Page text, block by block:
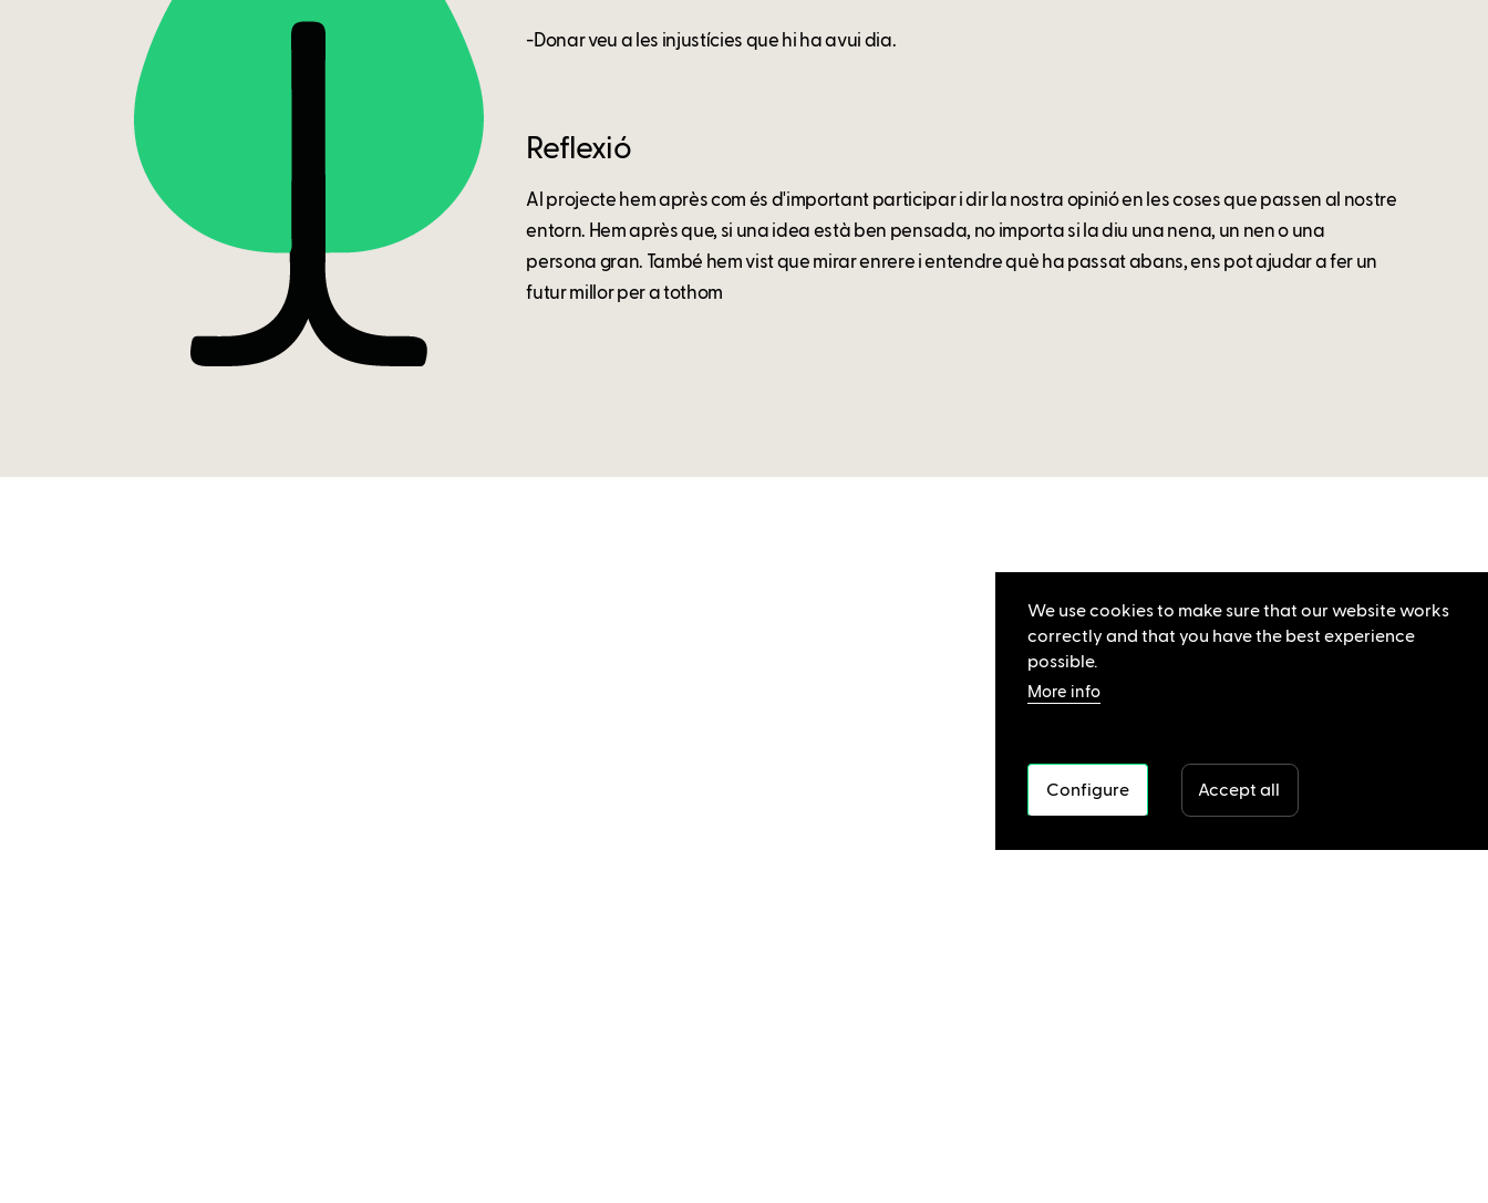
-Donar veu a les injustícies que hi ha avui dia.
Reflexió
Al projecte hem après com és d'important participar i dir la nostra opinió en les coses que passen al nostre
entorn. Hem après que, si una idea està ben pensada, no importa si la diu una nena, un nen o una
persona gran. També hem vist que mirar enrere i entendre què ha passat abans, ens pot ajudar a fer un
futur millor per a tothom
We use cookies to make sure that our website works
correctly and that you have the best experience
possible.
More info
Configure Accept all